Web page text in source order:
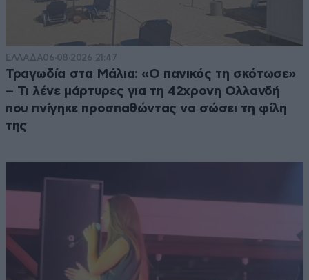
ΕΛΛΑΔΑ06·08·2026 21:47
Τραγωδία στα Μάλια: «Ο πανικός τη σκότωσε»
– Τι λένε μάρτυρες για τη 42χρονη Ολλανδή
που πνίγηκε προσπαθώντας να σώσει τη φίλη
της